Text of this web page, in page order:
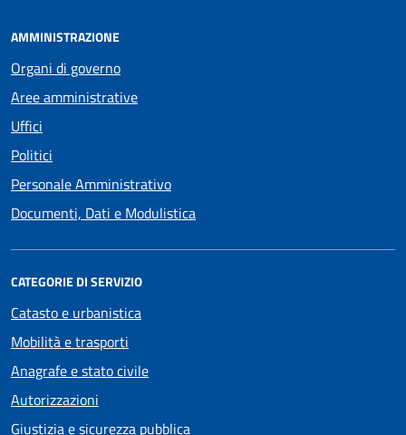
AMMINISTRAZIONE
Organi di governo
Aree amministrative
Uffici
Politici
Personale Amministrativo
Documenti, Dati e Modulistica
CATEGORIE DI SERVIZIO
Catasto e urbanistica
Mobilità e trasporti
Anagrafe e stato civile
Autorizzazioni
Giustizia e sicurezza pubblica